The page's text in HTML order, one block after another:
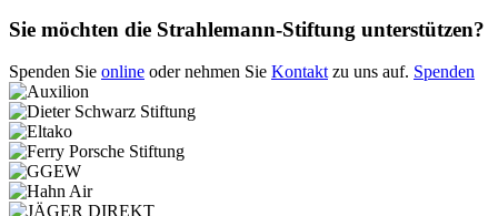
Sie möchten die Strahlemann-Stiftung unterstützen?
Spenden Sie online oder nehmen Sie Kontakt zu uns auf. Spenden